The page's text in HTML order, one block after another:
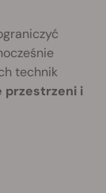
technik
przestrzeni i